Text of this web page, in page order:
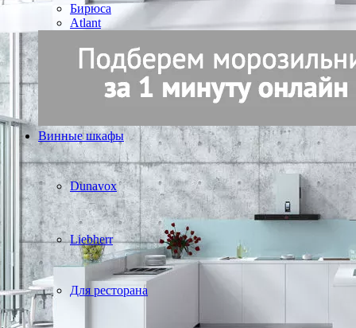
Бирюса
Atlant
Винные шкафы
Dunavox
Liebherr
Для ресторана